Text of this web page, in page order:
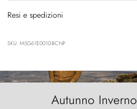
Resi e spedizioni
SKU: M5G61E0010-BCNP
Autunno